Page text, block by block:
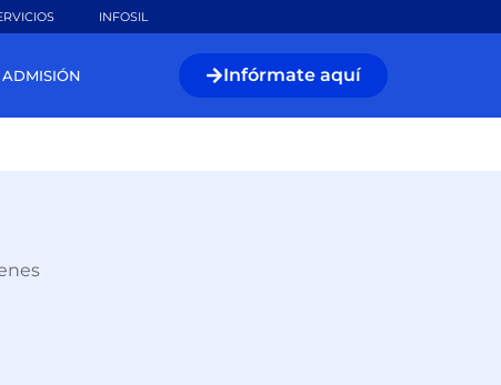
INFOSIL
ADMISIÓN Infórmate aquí